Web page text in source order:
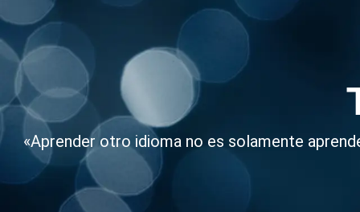
«Aprender otro idioma no es solamente